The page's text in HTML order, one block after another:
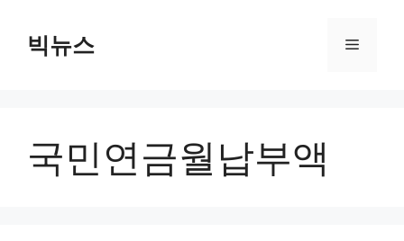
빅뉴스 메
국민연금월납부액